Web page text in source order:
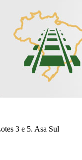
3 e 5. Asa Sul